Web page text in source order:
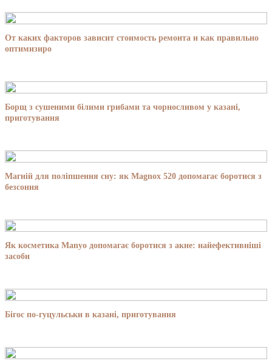
От каких факторов зависит стоимость ремонта и как правильно
оптимизиро
Борщ з сушеними білими грибами та чорносливом у казані,
приготування
Магній для поліпшення сну: як Magnox 520 допомагає боротися з
безсоння
Як косметика Manyo допомагає боротися з акне: найефективніші
засоби
Бігос по-гуцульськи в казані, приготування